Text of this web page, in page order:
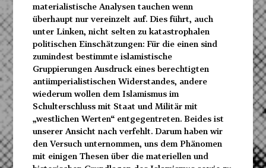
materialistische Analysen tauchen wenn
überhaupt nur vereinzelt auf. Dies führt, auch
unter Linken, nicht selten zu katastrophalen
politischen Einschätzungen: Für die einen sind
zumindest bestimmte islamistische
Gruppierungen Ausdruck eines berechtigten
antiimperialistischen Widerstandes, andere
wiederum wollen dem Islamismus im
Schulterschluss mit Staat und Militär mit
„westlichen Werten“ entgegentreten. Beides ist
unserer Ansicht nach verfehlt. Darum haben wir
den Versuch unternommen, uns dem Phänomen
mit einigen Thesen über die materiellen und